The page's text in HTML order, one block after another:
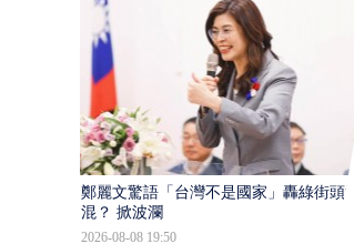
鄭麗文驚語「台灣不是國家」轟綠街頭混
混？ 掀波瀾
2026-08-08 19:50